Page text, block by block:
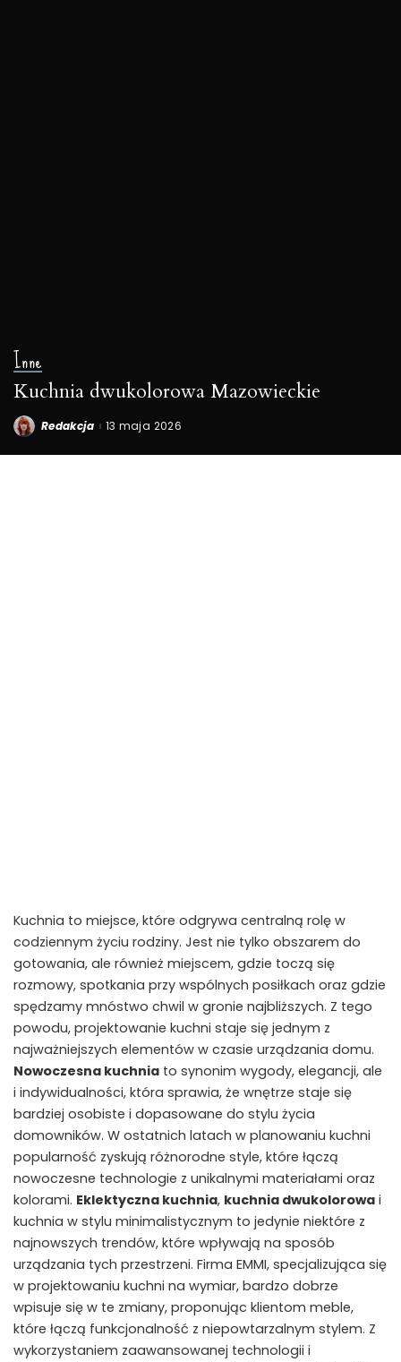
Inne
Kuchnia dwukolorowa Mazowieckie
Posted
Redakcja 13 maja 2026
Kuchnia to miejsce, które odgrywa centralną rolę w
codziennym życiu rodziny. Jest nie tylko obszarem do
gotowania, ale również miejscem, gdzie toczą się
rozmowy, spotkania przy wspólnych posiłkach oraz gdzie
spędzamy mnóstwo chwil w gronie najbliższych. Z tego
powodu, projektowanie kuchni staje się jednym z
najważniejszych elementów w czasie urządzania domu.
Nowoczesna kuchnia to synonim wygody, elegancji, ale
i indywidualności, która sprawia, że wnętrze staje się
bardziej osobiste i dopasowane do stylu życia
domowników. W ostatnich latach w planowaniu kuchni
popularność zyskują różnorodne style, które łączą
nowoczesne technologie z unikalnymi materiałami oraz
kolorami. Eklektyczna kuchnia, kuchnia dwukolorowa i
kuchnia w stylu minimalistycznym to jedynie niektóre z
najnowszych trendów, które wpływają na sposób
urządzania tych przestrzeni. Firma EMMI, specjalizująca się
w projektowaniu kuchni na wymiar, bardzo dobrze
wpisuje się w te zmiany, proponując klientom meble,
które łączą funkcjonalność z niepowtarzalnym stylem. Z
wykorzystaniem zaawansowanej technologii i